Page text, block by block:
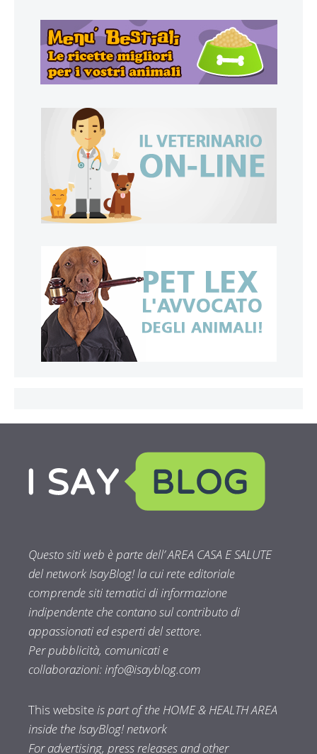
Questo siti web è parte dell’ AREA CASA E SALUTE
del network IsayBlog! la cui rete editoriale
comprende siti tematici di informazione
indipendente che contano sul contributo di
appassionati ed esperti del settore.
Per pubblicità, comunicati e
collaborazioni:info@isayblog.com
This websiteis part of the HOME & HEALTH AREA
inside the IsayBlog! network
For advertising, press releases and other